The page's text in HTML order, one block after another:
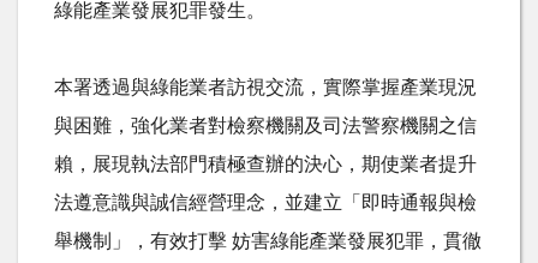
綠能產業發展犯罪發生。
本署透過與綠能業者訪視交流，實際掌握產業現況
與困難，強化業者對檢察機關及司法警察機關之信
賴，展現執法部門積極查辦的決心，期使業者提升
法遵意識與誠信經營理念，並建立「即時通報與檢
舉機制」，有效打擊 妨害綠能產業發展犯罪，貫徹